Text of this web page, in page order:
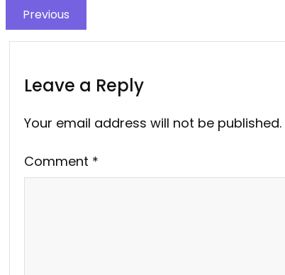
Previous
Leave a Reply
Your email address will not be published.
Comment *